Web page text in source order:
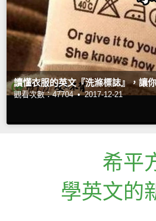
讀懂衣服的英文『洗滌標誌』，讓
觀看次數：47704 • 2017-12-21
希平
學英文的